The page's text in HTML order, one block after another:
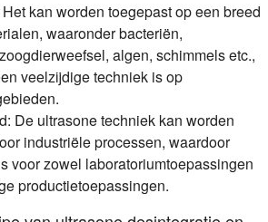
Het kan worden toegepast op een breed
waaronder bacteriën,
algen, schimmels etc.,
veelzijdige techniek is op
De ultrasone techniek kan worden
industriële processen, waardoor
voor zowel laboratoriumtoepassingen
productietoepassingen.